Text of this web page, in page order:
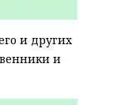
и других
и